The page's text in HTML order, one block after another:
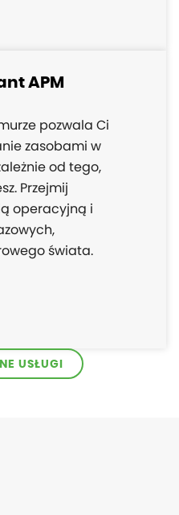
APM
pozwala Ci
zasobami w
od tego,
Przejmij
operacyjną i
świata.
USŁUGI